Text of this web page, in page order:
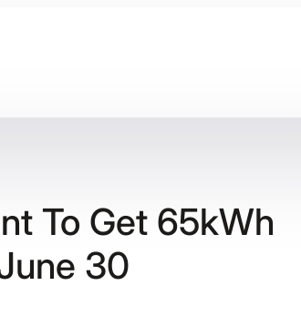
To Get 65kWh
30